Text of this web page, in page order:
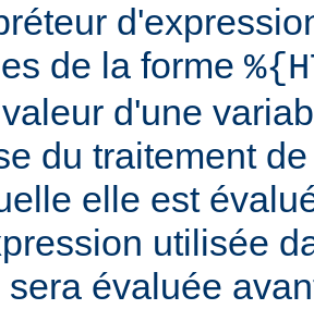
de la forme
d'une
du traitement
elle est
utilisée
sera évaluée